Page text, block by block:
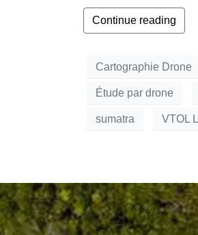
Continue reading
Cartographie Drone
Étude par drone
sumatra VTOL